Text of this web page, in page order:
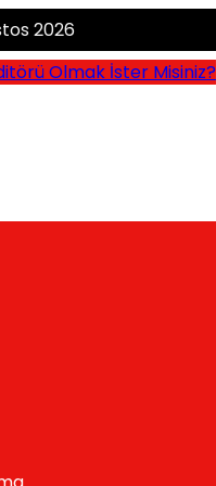
2026
Olmak İster Misiniz?